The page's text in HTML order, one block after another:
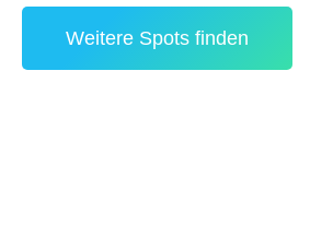
Weitere Spots finden